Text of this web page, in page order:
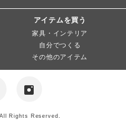
アイテムを買う
家具・インテリア
自分でつくる
その他のアイテム
Rights Reserved.